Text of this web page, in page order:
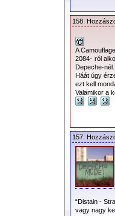
158.
A
2084- ról
Depeche-
Háát úgy
ezt kell
Valamikor a
157.
“Distain -
vagy nagy